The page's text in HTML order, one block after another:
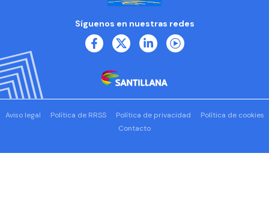
Síguenos en nuestras redes
Aviso legal Política de RRSS Política de privacidad
Política de cookies
Contacto